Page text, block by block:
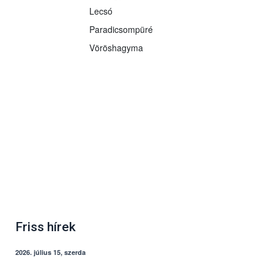
Lecsó
Paradicsompüré
Vöröshagyma
Friss hírek
2026. július 15, szerda